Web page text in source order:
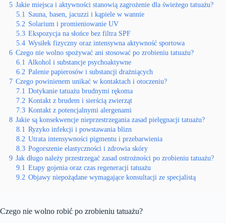
5 Jakie miejsca i aktywności stanowią zagrożenie dla świeżego tatuażu?
5.1 Sauna, basen, jacuzzi i kąpiele w wannie
5.2 Solarium i promieniowanie UV
5.3 Ekspozycja na słońce bez filtra SPF
5.4 Wysiłek fizyczny oraz intensywna aktywność sportowa
6 Czego nie wolno spożywać ani stosować po zrobieniu tatuażu?
6.1 Alkohol i substancje psychoaktywne
6.2 Palenie papierosów i substancji drażniących
7 Czego powinienem unikać w kontaktach i otoczeniu?
7.1 Dotykanie tatuażu brudnymi rękoma
7.2 Kontakt z brudem i sierścią zwierząt
7.3 Kontakt z potencjalnymi alergenami
8 Jakie są konsekwencje nieprzestrzegania zasad pielęgnacji tatuażu?
8.1 Ryzyko infekcji i powstawania blizn
8.2 Utrata intensywności pigmentu i przebarwienia
8.3 Pogorszenie elastyczności i zdrowia skóry
9 Jak długo należy przestrzegać zasad ostrożności po zrobieniu tatuażu?
9.1 Etapy gojenia oraz czas regeneracji tatuażu
9.2 Objawy niepożądane wymagające konsultacji ze specjalistą
Czego nie wolno robić po zrobieniu tatuażu?